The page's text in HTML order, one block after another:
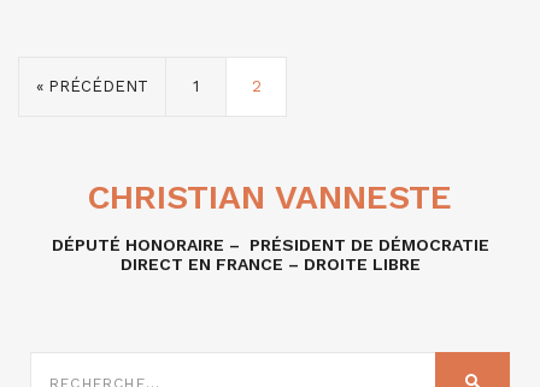
« PRÉCÉDENT 1 2
CHRISTIAN VANNESTE
DÉPUTÉ HONORAIRE – PRÉSIDENT DE DÉMOCRATIE
DIRECT EN FRANCE – DROITE LIBRE
SUR